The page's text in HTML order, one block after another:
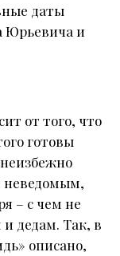
даты
Юрьевича и
от того, что
готовы
неведомым,
– с чем не
и дедам. Так, в
описано,